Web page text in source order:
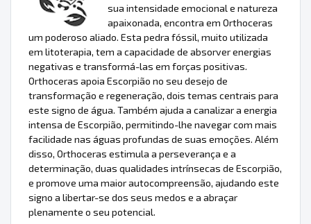
sua intensidade emocional e natureza
apaixonada, encontra em Orthoceras
um poderoso aliado. Esta pedra fóssil, muito utilizada
em litoterapia, tem a capacidade de absorver energias
negativas e transformá-las em forças positivas.
Orthoceras apoia Escorpião no seu desejo de
transformação e regeneração, dois temas centrais para
este signo de água. Também ajuda a canalizar a energia
intensa de Escorpião, permitindo-lhe navegar com mais
facilidade nas águas profundas de suas emoções. Além
disso, Orthoceras estimula a perseverança e a
determinação, duas qualidades intrínsecas de Escorpião,
e promove uma maior autocompreensão, ajudando este
signo a libertar-se dos seus medos e a abraçar
plenamente o seu potencial.